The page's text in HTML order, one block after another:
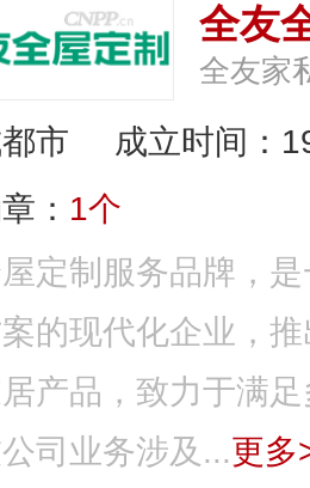
全友
全友家
市
成立时间：
： 1个
定制服务品牌，
的现代化企业，
产品，致力于满
司业务涉及...更多